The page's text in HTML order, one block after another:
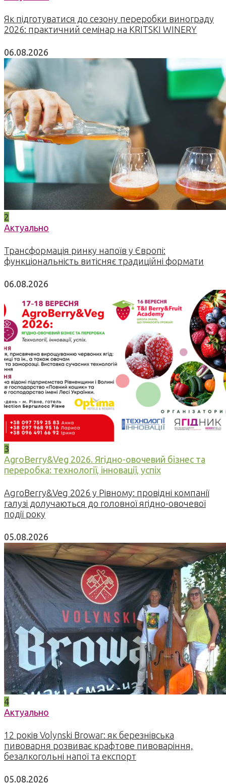
Як підготуватися до сезону переробки винограду
2026: практичний семінар на KRITSKI WINERY
06.08.2026
2
Актуально
Трансформація ринку напоїв у Європі:
функціональність витісняє традиційні формати
06.08.2026
3
AgroBerry&Veg 2026. Ягідно-овочевий бізнес та
переробка: технології, інновації, успіх
AgroBerry&Veg 2026 у Рівному: провідні компанії
галузі долучаються до головної ягідно-овочевої
події року
05.08.2026
4
Актуально
12 років Volynski Browar: як березнівська
пивоварня розвиває крафтове пивоваріння,
безалкогольні напої та експорт
05.08.2026